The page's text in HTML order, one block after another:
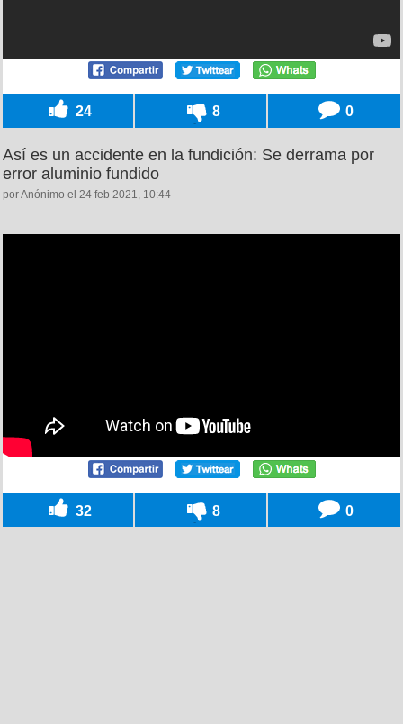
24 8 0
Así es un accidente en la fundición: Se derrama por
error aluminio fundido
por Anónimo el 24 feb 2021, 10:44
32 8 0